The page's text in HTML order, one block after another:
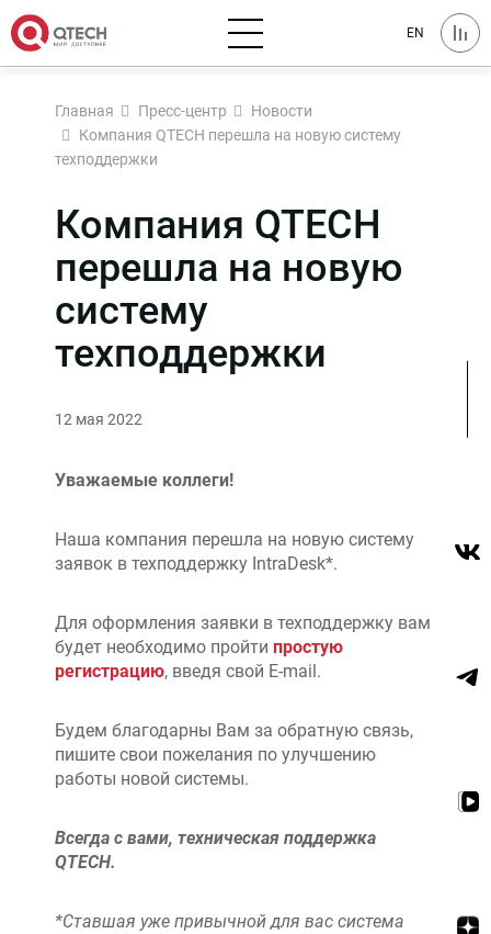
EN
Главная Пресс-центр
Новости
Компания QTECH перешла на новую систему
техподдержки
Компания QTECH
перешла на новую
систему
техподдержки
12 мая 2022
Уважаемые коллеги!
Наша компания перешла на новую систему
заявок в техподдержку IntraDesk*.
Для оформления заявки в техподдержку вам
будет необходимо пройти простую
регистрацию, введя свой E-mail.
Будем благодарны Вам за обратную связь,
пишите свои пожелания по улучшению
работы новой системы.
Всегда с вами, техническая поддержка
QTECH.
*Ставшая уже привычной для вас система